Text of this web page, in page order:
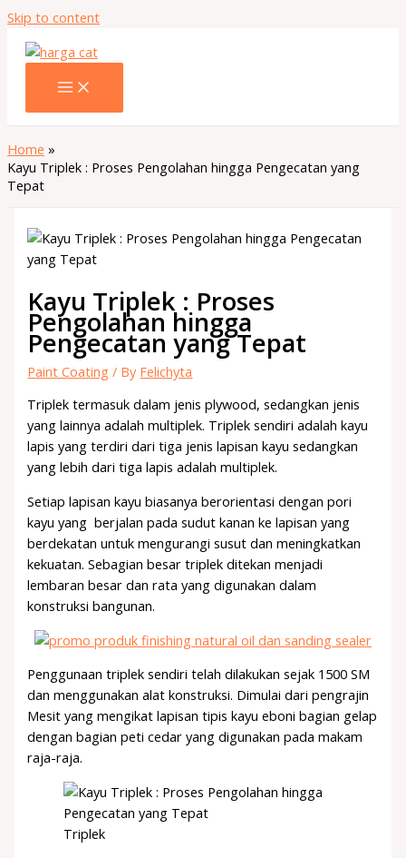
Skip to content
Home
Kayu Triplek : Proses Pengolahan hingga Pengecatan yang
Tepat
Kayu Triplek : Proses
Pengolahan hingga
Pengecatan yang Tepat
Paint Coating / By Felichyta
Triplek termasuk dalam jenis plywood, sedangkan jenis
yang lainnya adalah multiplek. Triplek sendiri adalah kayu
lapis yang terdiri dari tiga jenis lapisan kayu sedangkan
yang lebih dari tiga lapis adalah multiplek.
Setiap lapisan kayu biasanya berorientasi dengan pori
kayu yang berjalan pada sudut kanan ke lapisan yang
berdekatan untuk mengurangi susut dan meningkatkan
kekuatan. Sebagian besar triplek ditekan menjadi
lembaran besar dan rata yang digunakan dalam
konstruksi bangunan.
Penggunaan triplek sendiri telah dilakukan sejak 1500 SM
dan menggunakan alat konstruksi. Dimulai dari pengrajin
Mesit yang mengikat lapisan tipis kayu eboni bagian gelap
dengan bagian peti cedar yang digunakan pada makam
raja-raja.
Triplek